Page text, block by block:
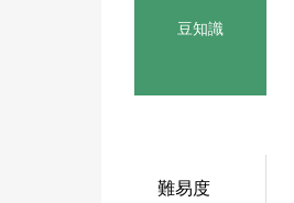
豆知識
難易度